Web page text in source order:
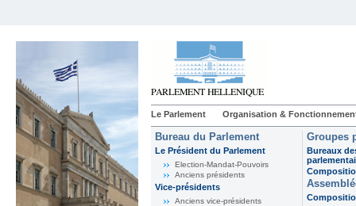
Le Parlement Organisation &
Bureau du Parlement
Le Président du Parlement
Election-Mandat-Pouvoirs
Anciens présidents
Vice-présidents
Anciens vice-présidents
Groupes
Bureaux